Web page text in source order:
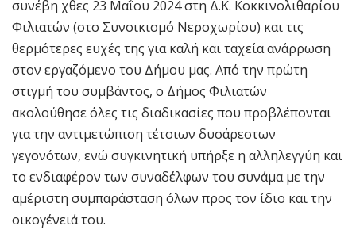
συνέβη χθες 23 Μαΐου 2024 στη Δ.Κ. Κοκκινολιθαρίου
Φιλιατών (στο Συνοικισμό Νεροχωρίου) και τις
θερμότερες ευχές της για καλή και ταχεία ανάρρωση
στον εργαζόμενο του Δήμου μας. Από την πρώτη
στιγμή του συμβάντος, ο Δήμος Φιλιατών
ακολούθησε όλες τις διαδικασίες που προβλέπονται
για την αντιμετώπιση τέτοιων δυσάρεστων
γεγονότων, ενώ συγκινητική υπήρξε η αλληλεγγύη και
το ενδιαφέρον των συναδέλφων του συνάμα με την
αμέριστη συμπαράσταση όλων προς τον ίδιο και την
οικογένειά του.